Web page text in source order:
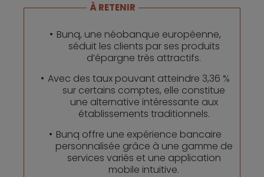
À RETENIR
Bunq, une néobanque européenne,
séduit les clients par ses produits
d’épargne très attractifs.
Avec des taux pouvant atteindre 3,36 %
sur certains comptes, elle constitue
une alternative intéressante aux
établissements traditionnels.
Bunq offre une expérience bancaire
personnalisée grâce à une gamme de
services variés et une application
mobile intuitive.